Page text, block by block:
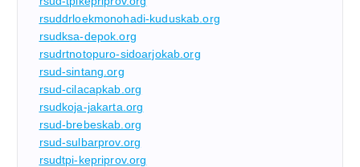
rsuddrloekmonohadi-kuduskab.org
rsudksa-depok.org
rsudrtnotopuro-sidoarjokab.org
rsud-sintang.org
rsud-cilacapkab.org
rsudkoja-jakarta.org
rsud-brebeskab.org
rsud-sulbarprov.org
rsudtpi-kepriprov.org